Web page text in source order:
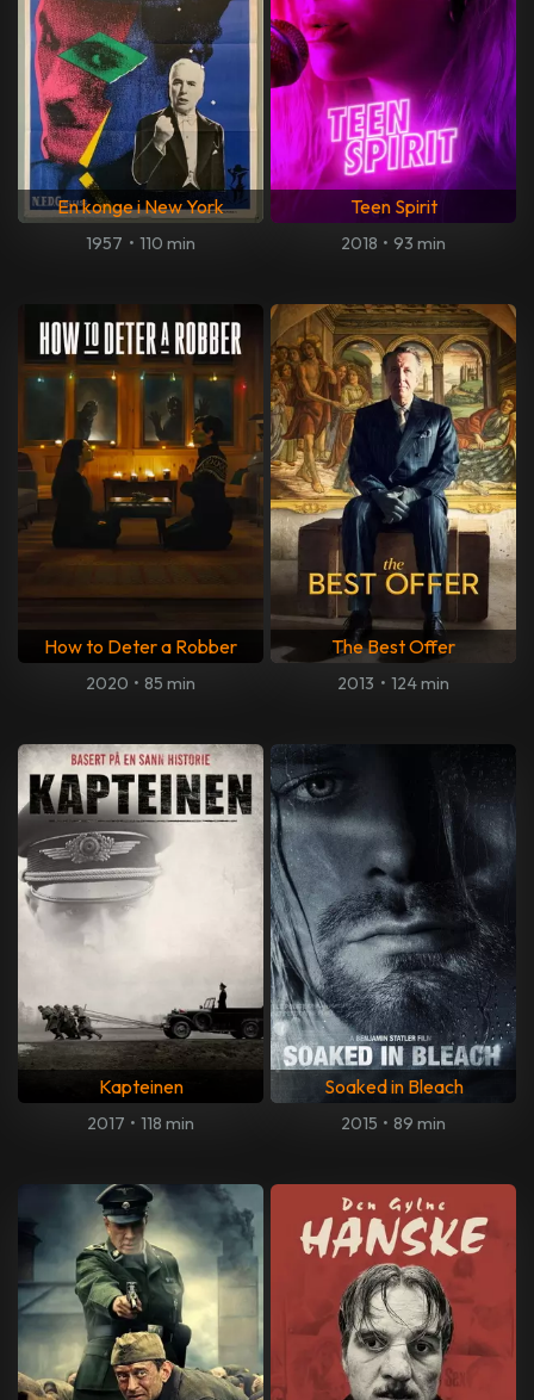
En konge i New York
1957 • 110 min
Teen Spirit
2018 • 93 min
How to Deter a Robber
2020 • 85 min
The Best Offer
2013 • 124 min
Kapteinen
2017 • 118 min
Soaked in Bleach
2015 • 89 min